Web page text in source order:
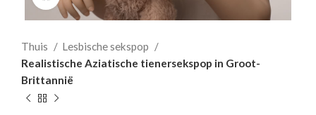
Thuis
Lesbische sekspop
Realistische Aziatische tienersekspop in Groot-
Brittannië